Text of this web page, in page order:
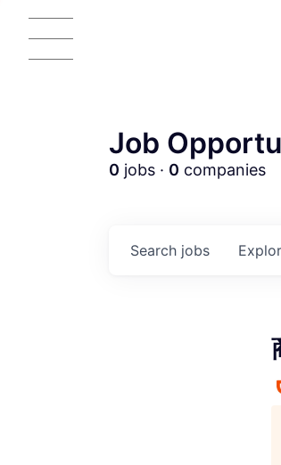
Job
0 jobs · 0 companies
Search jobs